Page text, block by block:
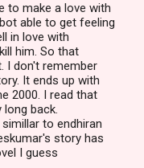
to make a love with
able to get feeling
in love with
him. So that
I don't remember
It ends up with
2000. I read that
long back.
to endhiran
story has
I guess